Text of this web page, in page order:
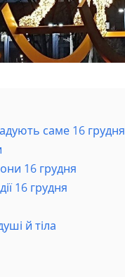
саме 16 грудня
16 грудня
16 грудня
й тіла